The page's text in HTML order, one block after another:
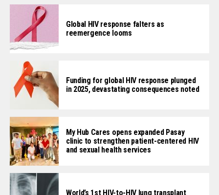
Global HIV response falters as
reemergence looms
Funding for global HIV response plunged
in 2025, devastating consequences noted
My Hub Cares opens expanded Pasay
clinic to strengthen patient-centered HIV
and sexual health services
World’s 1st HIV-to-HIV lung transplant